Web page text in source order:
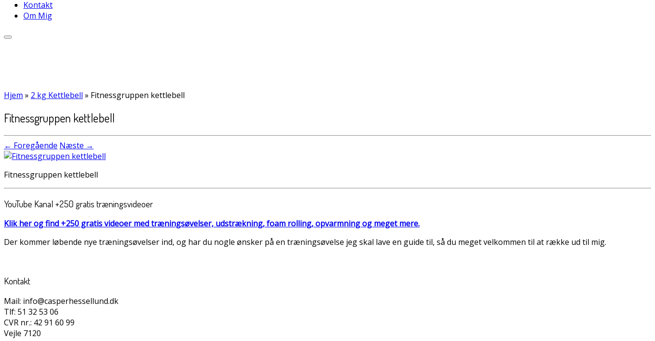
Kontakt
Om Mig
Hjem » 2 kg Kettlebell » Fitnessgruppen kettlebell
Fitnessgruppen kettlebell
← Foregående Næste →
Fitnessgruppen kettlebell
YouTube Kanal +250 gratis træningsvideoer
Klik her og find +250 gratis videoer med træningsøvelser, udstrækning, foam rolling, opvarmning og meget mere.
Der kommer løbende nye træningsøvelser ind, og har du nogle ønsker på en træningsøvelse jeg skal lave en guide til, så du meget velkommen til at række ud til mig.
Kontakt
Mail: info@casperhessellund.dk
Tlf: 51 32 53 06
CVR nr.: 42 91 60 99
Vejle 7120